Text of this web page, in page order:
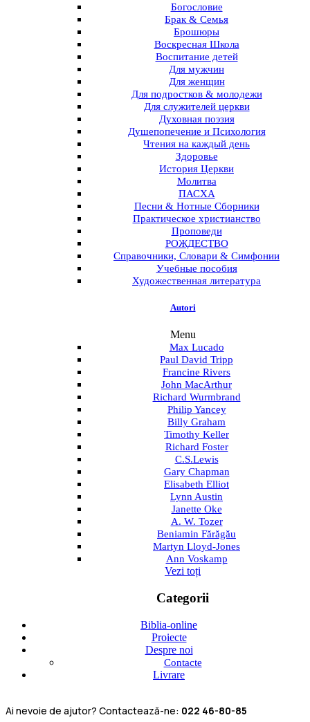
Богословие
Брак & Семья
Брошюры
Воскресная Школа
Воспитание детей
Для мужчин
Для женщин
Для подростков & молодежи
Для служителей церкви
Духовная поэзия
Душепопечение и Психология
Чтения на каждый день
Здоровье
История Церкви
Молитва
ПАСХА
Песни & Нотные Сборники
Практическое христианство
Проповеди
РОЖДЕСТВО
Справочники, Словари & Симфонии
Учебные пособия
Художественная литература
Autori
Menu
Max Lucado
Paul David Tripp
Francine Rivers
John MacArthur
Richard Wurmbrand
Philip Yancey
Billy Graham
Timothy Keller
Richard Foster
C.S.Lewis
Gary Chapman
Elisabeth Elliot
Lynn Austin
Janette Oke
A. W. Tozer
Beniamin Fărăgău
Martyn Lloyd-Jones
Ann Voskamp
Vezi toți
Categorii
Biblia-online
Proiecte
Despre noi
Contacte
Livrare
Ai nevoie de ajutor? Contactează-ne: 022 46-80-85